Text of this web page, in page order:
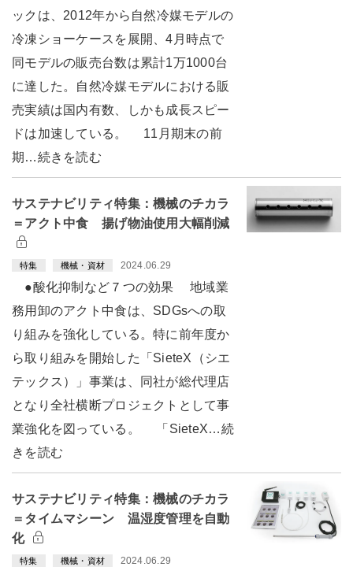
ックは、2012年から自然冷媒モデルの
冷凍ショーケースを展開、4月時点で
同モデルの販売台数は累計1万1000台
に達した。自然冷媒モデルにおける販
売実績は国内有数、しかも成長スピー
ドは加速している。 11月期末の前
期…続きを読む
サステナビリティ特集：機械のチカラ
＝アクト中食 揚げ物油使用大幅削減
特集 機械・資材 2024.06.29
●酸化抑制など７つの効果 地域業
務用卸のアクト中食は、SDGsへの取
り組みを強化している。特に前年度か
ら取り組みを開始した「SieteX（シエ
テックス）」事業は、同社が総代理店
となり全社横断プロジェクトとして事
業強化を図っている。 「SieteX…続
きを読む
サステナビリティ特集：機械のチカラ
＝タイムマシーン 温湿度管理を自動
化
特集 機械・資材 2024.06.29